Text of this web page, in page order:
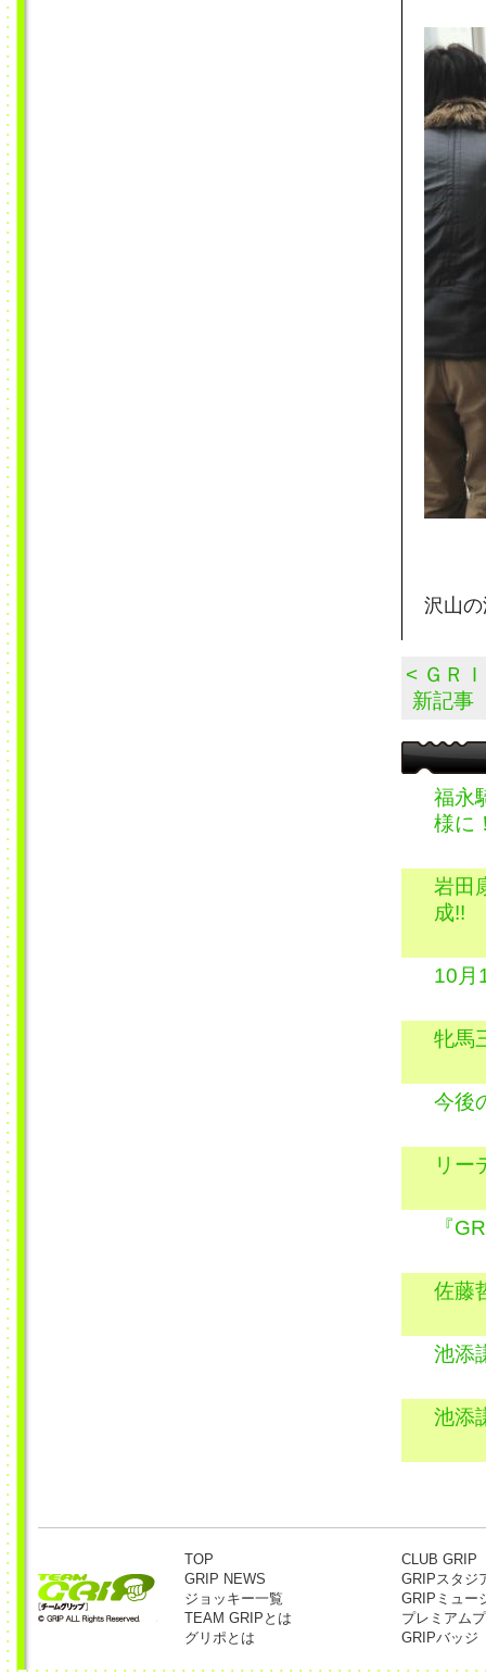
沢山
< ＧＲ
新記事
福永
様に
岩田
成!!
10月
牝馬
今後
リー
『
佐藤
池添
池添
TOP
GRIP NEWS
ジョッキー一覧
TEAM GRIPとは
グリポとは
CLUB GRIP
GRIPスタジ
GRIPミュー
プレミアム
GRIPバッジ